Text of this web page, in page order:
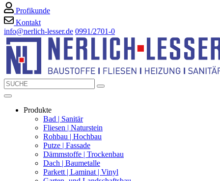
Profikunde
Kontakt
info@nerlich-lesser.de 0991/2701-0
Produkte
Bad | Sanitär
Fliesen | Naturstein
Rohbau | Hochbau
Putze | Fassade
Dämmstoffe | Trockenbau
Dach | Baumetalle
Parkett | Laminat | Vinyl